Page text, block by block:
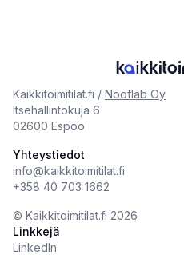
Kaikkitoimitilat.fi / Nooflab Oy
Itsehallintokuja 6
02600 Espoo
Yhteystiedot
info@kaikkitoimitilat.fi
+358 40 703 1662
©️ Kaikkitoimitilat.fi 2026
Linkkejä
LinkedIn